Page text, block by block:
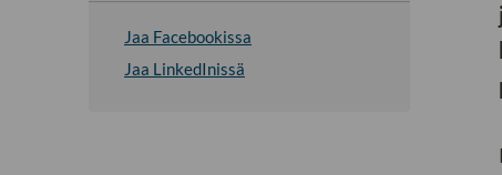
Jaa Facebookissa
Jaa LinkedInissä